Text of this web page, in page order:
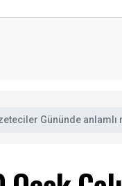
Gününde